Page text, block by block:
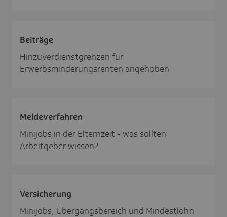
Beiträge
Hinzuverdienstgrenzen für
Erwerbsminderungsrenten angehoben
Melde­ver­fahren
Minijobs in der Elternzeit - was sollten
Arbeitgeber wissen?
Versi­che­rung
Minijobs, Übergangsbereich und Mindestlohn